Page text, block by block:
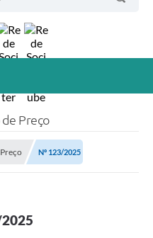
Preço
Nº 123/2025